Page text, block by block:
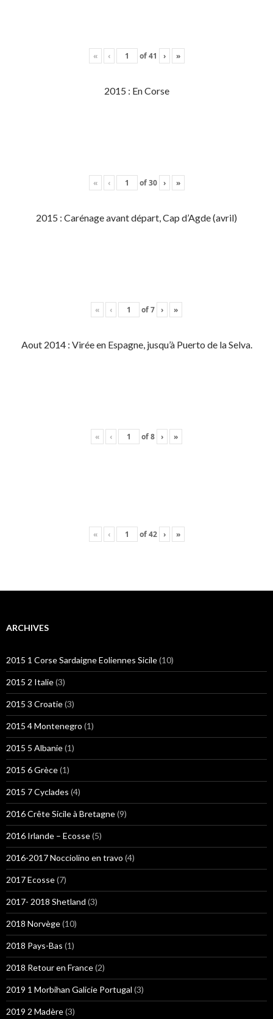
« ‹ of41 › »
2015 : En Corse
« ‹ of30 › »
2015 : Carénage avant départ, Cap d’Agde (avril)
« ‹ of7 › »
Aout 2014 : Virée en Espagne, jusqu’à Puerto de la Selva.
« ‹ of8 › »
« ‹ of42 › »
ARCHIVES
2015 1 Corse Sardaigne Eoliennes Sicile(10)
2015 2 Italie(3)
2015 3 Croatie(3)
2015 4 Montenegro (1)
2015 5 Albanie(1)
2015 6 Grèce(1)
2015 7 Cyclades (4)
2016 Crête Sicile à Bretagne(9)
2016 Irlande – Ecosse(5)
2016-2017 Nocciolino en travo (4)
2017 Ecosse(7)
2017- 2018 Shetland (3)
2018 Norvège(10)
2018 Pays-Bas (1)
2018 Retour en France(2)
2019 1 Morbihan Galicie Portugal (3)
2019 2 Madère(3)